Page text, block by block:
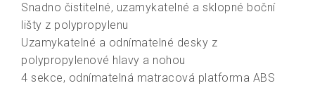
Snadno čistitelné, uzamykatelné a sklopné boční
lišty z polypropylenu
Uzamykatelné a odnímatelné desky z
polypropylenové hlavy a nohou
4 sekce, odnímatelná matracová platforma ABS